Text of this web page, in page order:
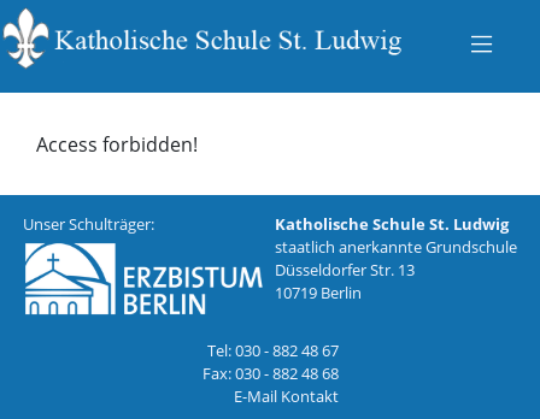
Access forbidden!
Unser Schulträger:
Katholische Schule St. Ludwig
staatlich anerkannte Grundschule
Düsseldorfer Str. 13
10719 Berlin
Tel: 030 - 882 48 67
Fax: 030 - 882 48 68
E-Mail Kontakt